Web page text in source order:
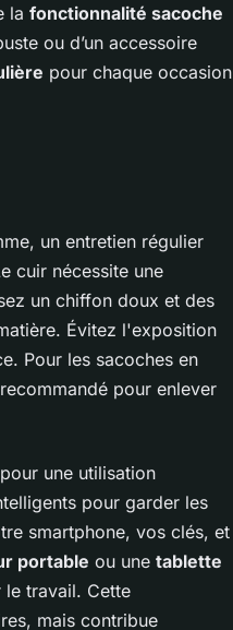
la fonctionnalité sacoche
ou d’un accessoire
pour chaque occasion
un entretien régulier
cuir nécessite une
un chiffon doux et des
Évitez l'exposition
Pour les sacoches en
pour enlever
une utilisation
pour garder les
smartphone, vos clés, et
portable ou une tablette
travail. Cette
mais contribue